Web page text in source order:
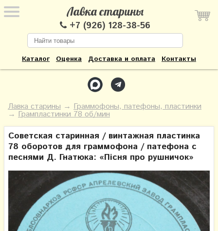
Лавка старины
+7 (926) 128-38-56
Каталог Оценка Доставка и оплата Контакты
Лавка старины → Граммофоны, патефоны, пластинки
→ Грампластинки 78 об/мин
Советская старинная / винтажная пластинка
78 оборотов для граммофона / патефона с
песнями Д. Гнатюка: «Пісня про рушничок»